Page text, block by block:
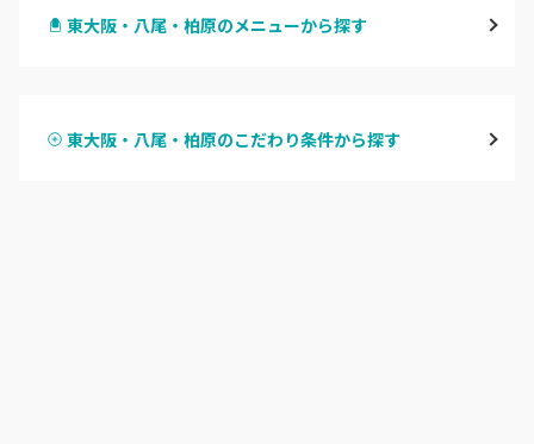
心斎橋・南船場・アメ村
東大阪・八尾・柏原のメニューから探す
ハンドスカルプ
東大阪・八尾・柏原のこだわり条件から探す